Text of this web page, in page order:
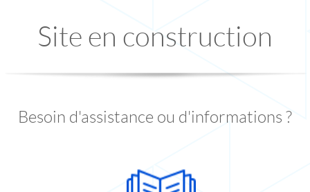
Site en construction
Besoin d'assistance ou d'informations ?